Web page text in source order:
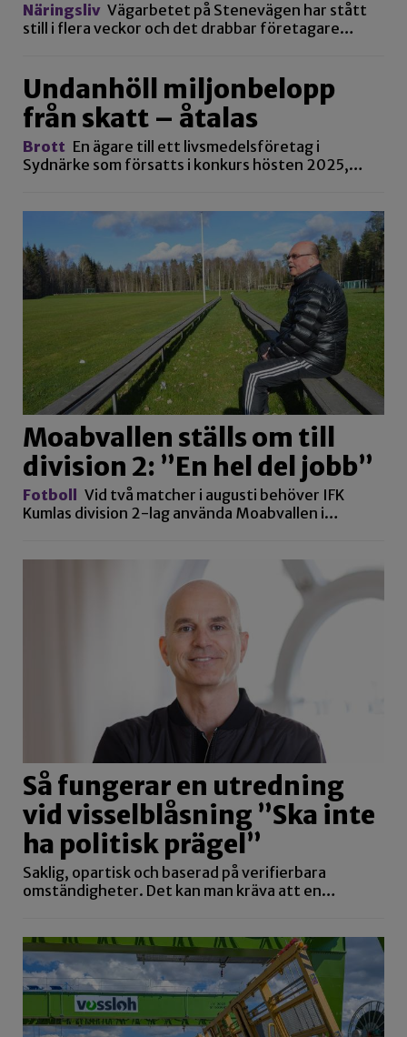
Näringsliv Vägarbetet på Stenevägen har stått
still i flera veckor och det drabbar företagare…
Undanhöll miljonbelopp
från skatt – åtalas
Brott En ägare till ett livsmedelsföretag i
Sydnärke som försatts i konkurs hösten 2025,…
Moabvallen ställs om till
division 2: ”En hel del jobb”
Fotboll Vid två matcher i augusti behöver IFK
Kumlas division 2-lag använda Moabvallen i…
Så fungerar en utredning
vid visselblåsning ”Ska inte
ha politisk prägel”
Saklig, opartisk och baserad på verifierbara
omständigheter. Det kan man kräva att en…